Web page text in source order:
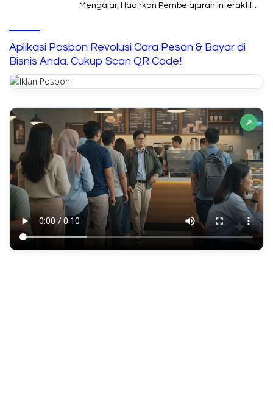
Mengajar, Hadirkan Pembelajaran Interaktif
Aplikasi Posbon Revolusi Cara Pesan & Bayar di
Bisnis Anda. Cukup Scan QR Code!
↗